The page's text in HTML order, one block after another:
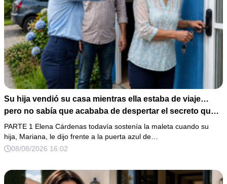
Su hija vendió su casa mientras ella estaba de viaje…
pero no sabía que acababa de despertar el secreto que
su padre dejó antes de morir
PARTE 1 Elena Cárdenas todavía sostenía la maleta cuando su
hija, Mariana, le dijo frente a la puerta azul de…
08/08/2026 16:02